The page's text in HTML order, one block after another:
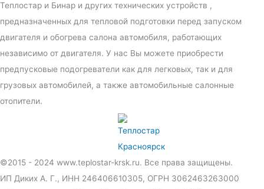
Теплостар и Бинар и других технических устройств ,
предназначенных для тепловой подготовки перед запуском
двигателя и обогрева салона автомобиля, работающих
независимо от двигателя. У нас Вы можете приобрести
предпусковые подогреватели как для легковых, так и для
грузовых автомобилей, а также автомобильные салонные
отопители.
©2015 - 2024 www.teplostar-krsk.ru. Все права защищены.
ИП Диких А. Г., ИНН 246406610305, ОГРН 3062463263000